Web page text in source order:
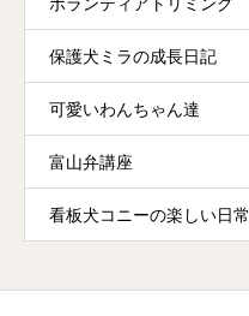
保護犬ミラの成長日記
可愛いわんちゃん達
富山弁講座
看板犬コニーの楽しい日常